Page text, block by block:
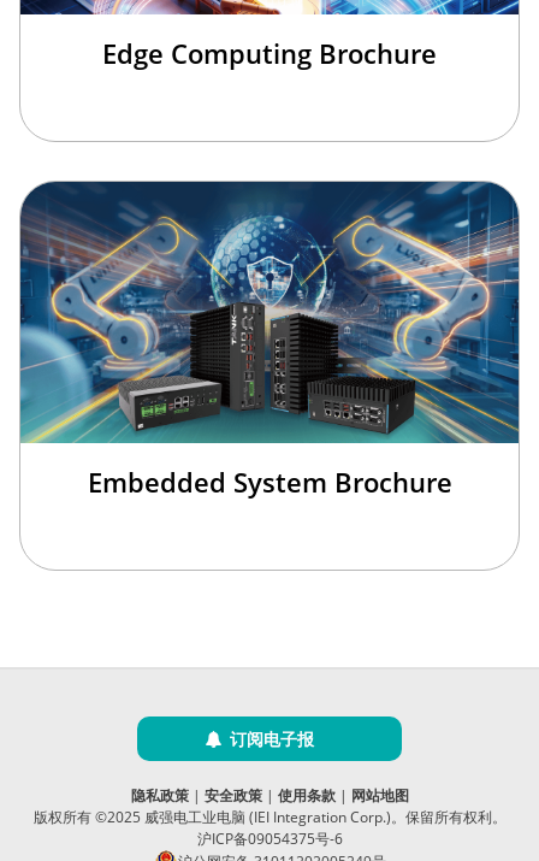
Edge Computing Brochure
Embedded System Brochure
订阅电子报
隐私政策| 安全政策| 使用条款| 网站地图
版权所有 ©2025 威强电工业电脑 (IEI Integration Corp.)。保留所有权利。
沪ICP备09054375号-6